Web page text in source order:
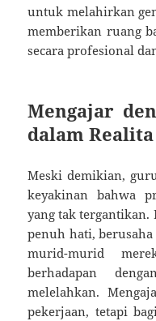
untuk melahirkan
memberikan ruang
secara profesional
Mengajar
dalam Realita
Meski demikian,
keyakinan bahwa
yang tak tergantikan.
penuh hati,
murid-murid
berhadapan
melelahkan.
pekerjaan, tetapi